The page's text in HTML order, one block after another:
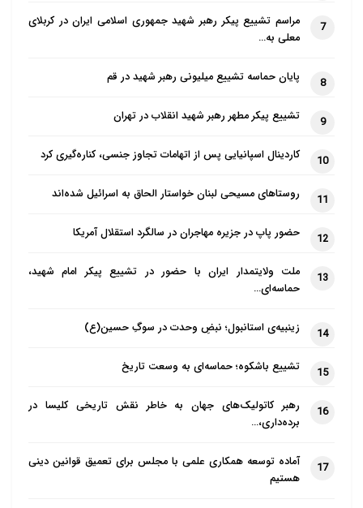
7
مراسم تشییع پیکر رهبر شهید جمهوری اسلامی ایران در کربلای
معلی به…
8 پایان حماسه تشییع میلیونی رهبر شهید در قم
9 تشییع پیکر مطهر رهبر شهید انقلاب در تهران
10 کاردینال اسپانیایی پس از اتهامات تجاوز جنسی، کناره‌گیری کرد
11 روستاهای مسیحی لبنان خواستار الحاق به اسرائیل شده‌اند
12 حضور پاپ در جزیره مهاجران در سالگرد استقلال آمریکا
13
ملت ولایتمدار ایران با حضور در تشییع پیکر امام شهید،
حماسه‌ای…
14 زینبیه‌ی استانبول؛ نبضِ وحدت در سوگِ حسین(ع)
15 تشییع باشکوه؛ حماسه‌ای به وسعت تاریخ
16
رهبر کاتولیک‌های جهان به خاطر نقش تاریخی کلیسا در
برده‌داری،…
17
آماده توسعه همکاری علمی با مجلس برای تعمیق قوانین دینی
هستیم